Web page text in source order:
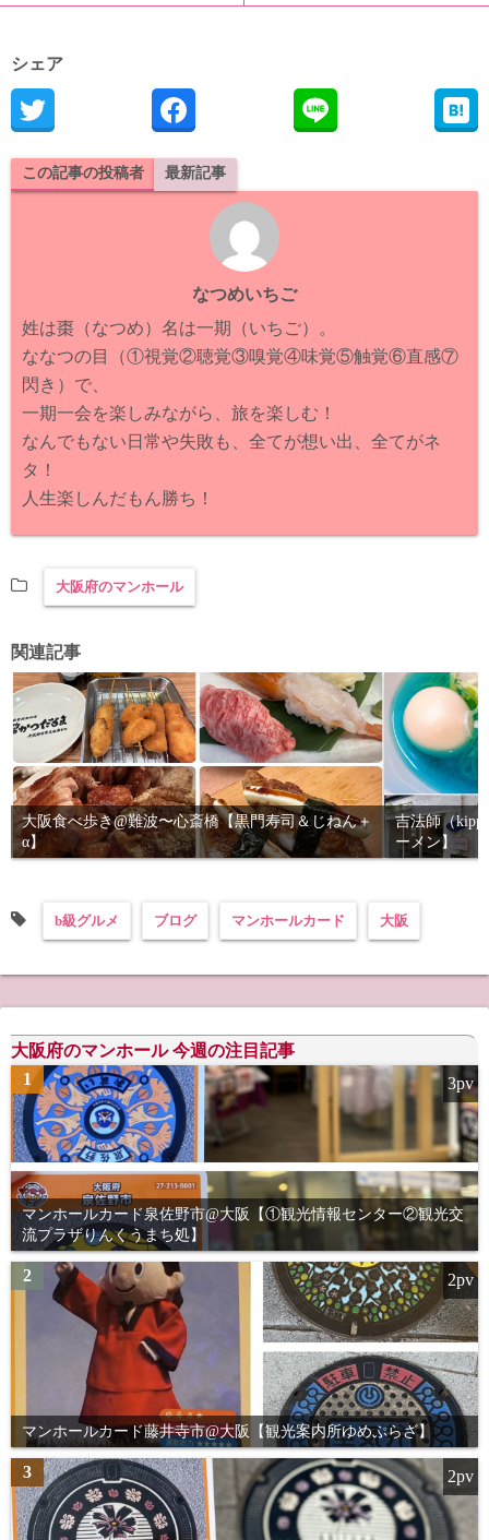
シェア
この記事の投稿者 最新記事
なつめいちご
姓は棗（なつめ）名は一期（いちご）。
ななつの目（①視覚②聴覚③嗅覚④味覚⑤触覚⑥直感⑦
閃き）で、
一期一会を楽しみながら、旅を楽しむ！
なんでもない日常や失敗も、全てが想い出、全てがネ
タ！
人生楽しんだもん勝ち！
大阪府のマンホール
関連記事
大阪食べ歩き@難波〜心斎橋【黒門寿司＆じねん＋
α】
吉法師（
ーメン】
b級グルメ ブログ マンホールカード 大阪
大阪府のマンホール 今週の注目記事
1
マンホールカード泉佐野市@大阪【①観光情報センター②観光交
流プラザりんくうまち処】
3pv
2
マンホールカード藤井寺市@大阪【観光案内所ゆめぷらざ】
2pv
3 2pv